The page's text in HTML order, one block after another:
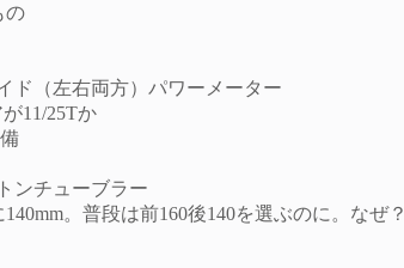
の
ド（左右両方）パワーメーター
11/25Tか
ンチューブラー
。普段は前160後140を選ぶのに。なぜ？